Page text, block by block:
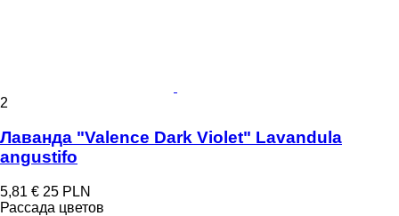
2
Лаванда "Valence Dark Violet" Lavandula
angustifo
5,81 € 25 PLN
Рассада цветов